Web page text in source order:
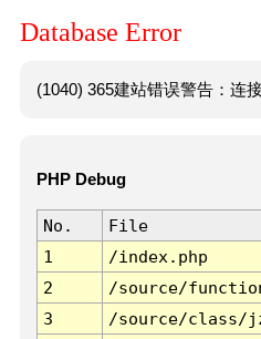
Database Error
(1040) 365建站错误警告：连
PHP Debug
No. File
1
/index.php
2
/source/
3
/source/class/